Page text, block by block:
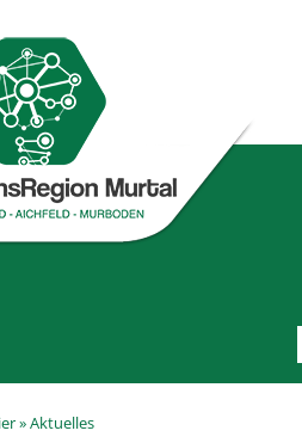
»Aktuelles